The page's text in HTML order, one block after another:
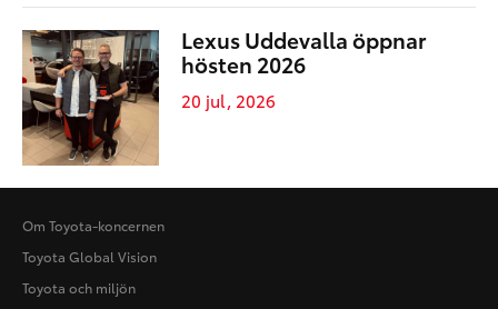
Lexus Uddevalla öppnar
hösten 2026
20 jul, 2026
Om Toyota-koncernen
Toyota Global Vision
Toyota och miljön